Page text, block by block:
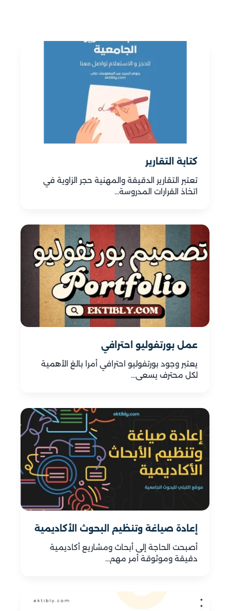
كتابة التقارير
تعتبر التقارير الدقيقة والمهنية حجر الزاوية في
اتخاذ القرارات المدروسة…
عمل بورتفوليو احترافي
يعتبر وجود بورتفوليو احترافي أمرا بالغ الأهمية
لكل محترف يسعى…
إعادة صياغة وتنظيم البحوث الأكاديمية
أصبحت الحاجة إلى أبحاث ومشاريع أكاديمية
دقيقة وموثوقة أمر مهم…